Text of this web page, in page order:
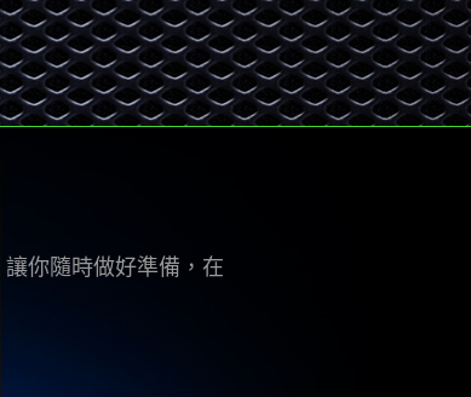
你隨時做好準備，在